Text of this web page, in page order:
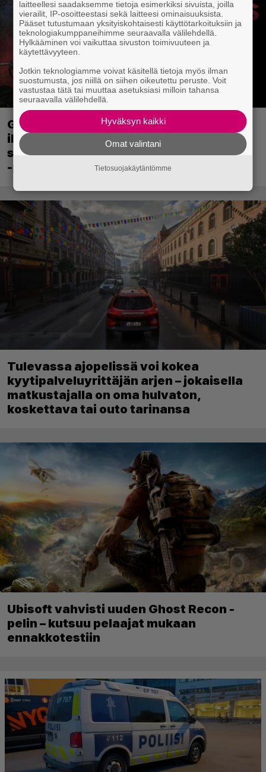
Ghost Recon 25 vuotta: nappaa nyt
ilmaiseksi Ghost Recon: Future Soldier
sekä merkittävä Ghost Recon Wildlands
-päivitys
Tulevassa ajopelissä voi kokea
kyytipalveluyrittäjän arjen – jokaisella
matkustajalla on oma hulvaton,
koskettava tai outo tarinansa
Ubisoft vahvisti uuden Ghost Recon -
pelin – kutsuu pelaajat mukaan
ennakkotestiin
laitteellesi saadaksemme tietoja esimerkiksi sivuista, joilla
vierailit, IP-osoitteestasi sekä laitteesi ominaisuuksista.
Pääset tutustumaan yksityiskohtaisesti käyttötarkoituksiin ja
teknologiakumppaneihimme seuraavalla välilehdellä.
Hylkääminen voi vaikuttaa sivuston toimivuuteen ja
käytettävyyteen.
Jotkin teknologiamme voivat käsitellä tietoja myös ilman
suostumusta, jos niillä on siihen oikeutettu peruste. Voit
vastustaa tätä tai muuttaa asetuksiasi milloin tahansa
seuraavalla välilehdellä.
Hyväksyn kaikki
Omat valintani
Tietosuojakäytäntömme